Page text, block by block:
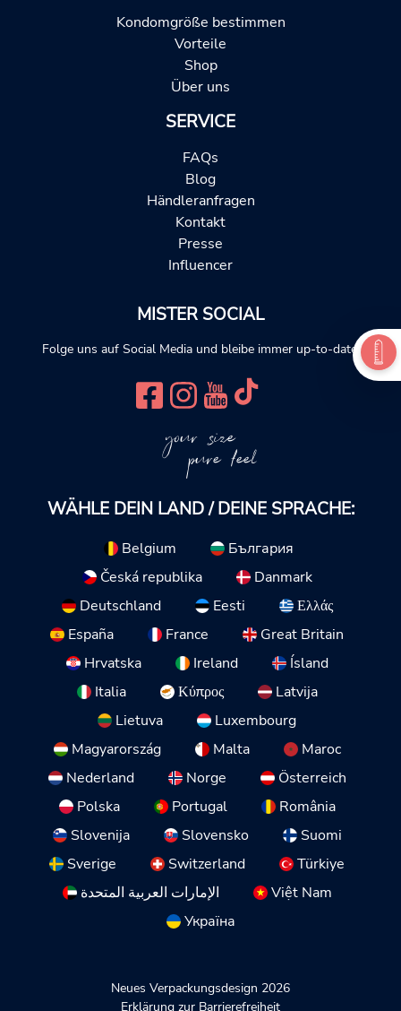
Kondomgröße bestimmen
Vorteile
Shop
Über uns
SERVICE
FAQs
Blog
Händleranfragen
Kontakt
Presse
Influencer
MISTER SOCIAL
Folge uns auf Social Media und bleibe immer up-to-date.
your size
pure feel
WÄHLE DEIN LAND / DEINE SPRACHE:
Belgium
България
Česká republika
Danmark
Deutschland
Eesti
Ελλάς
España
France
Great Britain
Hrvatska
Ireland
Ísland
Italia
Κύπρος
Latvija
Lietuva
Luxembourg
Magyarország
Malta
Maroc
Nederland
Norge
Österreich
Polska
Portugal
România
Slovenija
Slovensko
Suomi
Sverige
Switzerland
Türkiye
الإمارات العربية المتحدة
Việt Nam
Україна
Neues Verpackungsdesign 2026
Erklärung zur Barrierefreiheit